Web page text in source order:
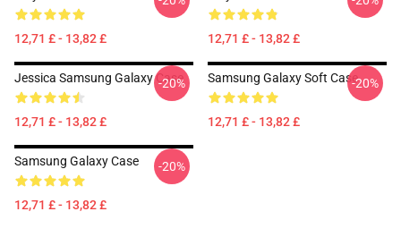
12,71 £ - 13,82 £ 12,71 £ - 13,82 £
Jessica Samsung Galaxy Case
12,71 £ - 13,82 £
-20% Samsung Galaxy Soft Case
12,71 £ - 13,82 £
-20%
Samsung Galaxy Case
12,71 £ - 13,82 £
-20%